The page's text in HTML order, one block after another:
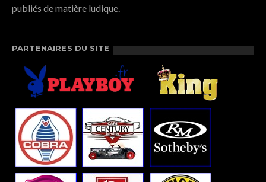
publiés de matière ludique.
PARTENAIRES DU SITE